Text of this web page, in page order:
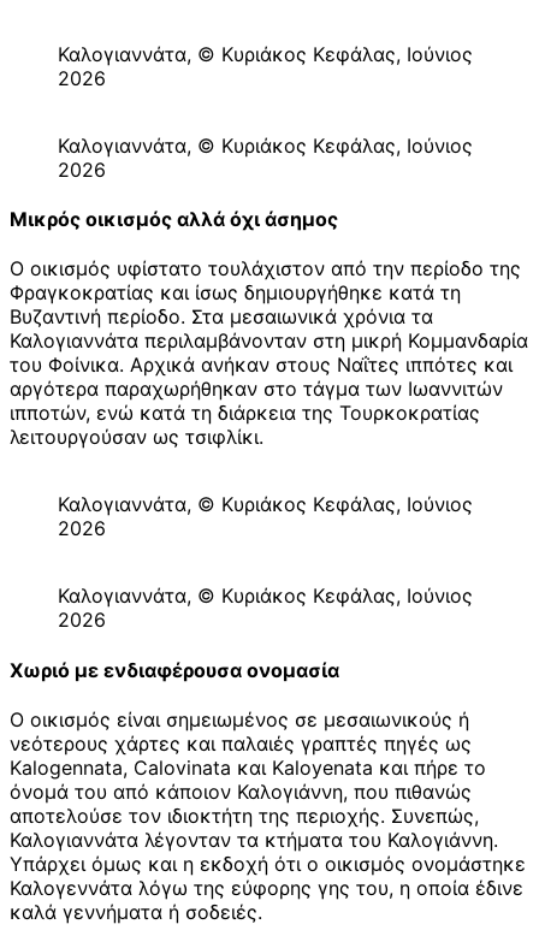
Καλογιαννάτα, © Κυριάκος Κεφάλας, Ιούνιος
2026
Καλογιαννάτα, © Κυριάκος Κεφάλας, Ιούνιος
2026
Μικρός οικισμός αλλά όχι άσημος
Ο οικισμός υφίστατο τουλάχιστον από την περίοδο της
Φραγκοκρατίας και ίσως δημιουργήθηκε κατά τη
Βυζαντινή περίοδο. Στα μεσαιωνικά χρόνια τα
Καλογιαννάτα περιλαμβάνονταν στη μικρή Κομμανδαρία
του Φοίνικα. Αρχικά ανήκαν στους Ναΐτες ιππότες και
αργότερα παραχωρήθηκαν στο τάγμα των Ιωαννιτών
ιπποτών, ενώ κατά τη διάρκεια της Τουρκοκρατίας
λειτουργούσαν ως τσιφλίκι.
Καλογιαννάτα, © Κυριάκος Κεφάλας, Ιούνιος
2026
Καλογιαννάτα, © Κυριάκος Κεφάλας, Ιούνιος
2026
Χωριό με ενδιαφέρουσα ονομασία
Ο οικισμός είναι σημειωμένος σε μεσαιωνικούς ή
νεότερους χάρτες και παλαιές γραπτές πηγές ως
Kalogennata, Calovinata και Kaloyenata και πήρε το
όνομά του από κάποιον Καλογιάννη, που πιθανώς
αποτελούσε τον ιδιοκτήτη της περιοχής. Συνεπώς,
Καλογιαννάτα λέγονταν τα κτήματα του Καλογιάννη.
Υπάρχει όμως και η εκδοχή ότι ο οικισμός ονομάστηκε
Καλογεννάτα λόγω της εύφορης γης του, η οποία έδινε
καλά γεννήματα ή σοδειές.